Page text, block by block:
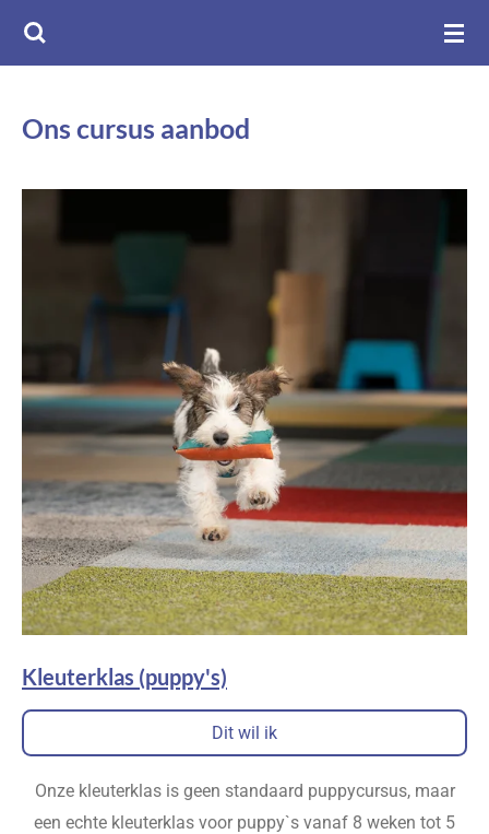
Ga
deOns cursus aanbod
Kleuterklas (puppy's)
Dit wil ik
Onze kleuterklas is geen standaard puppycursus, maar
een echte kleuterklas voor puppy`s vanaf 8 weken tot 5